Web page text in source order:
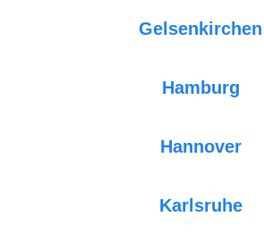
Gelsenkirchen
Hamburg
Hannover
Karlsruhe